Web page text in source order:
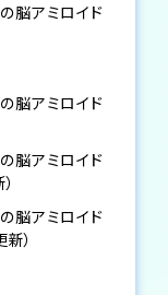
アミロイド
アミロイド
アミロイド
アミロイド
）